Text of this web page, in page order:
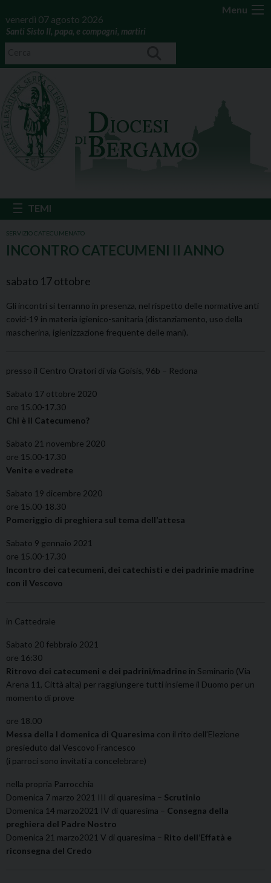
Menu
venerdì 07 agosto 2026
Santi Sisto II, papa, e compagni, martiri
SERVIZIO CATECUMENATO
INCONTRO CATECUMENI II ANNO
sabato 17ottobre
Gli incontri si terranno in presenza, nel rispetto delle normative anti
covid-19 in materia igienico-sanitaria (distanziamento, uso della
mascherina, igienizzazione frequente delle mani).
presso il Centro Oratori di via Goisis, 96b – Redona
Sabato 17 ottobre 2020
ore 15.00-17.30
Chi è il Catecumeno?
Sabato 21 novembre 2020
ore 15.00-17.30
Venite e vedrete
Sabato 19 dicembre 2020
ore 15.00-18.30
Pomeriggio di preghiera sul tema dell’attesa
Sabato 9 gennaio 2021
ore 15.00-17.30
Incontro dei catecumeni, dei catechisti e dei padrinie madrine
con il Vescovo
in Cattedrale
Sabato 20 febbraio 2021
ore 16:30
Ritrovo dei catecumeni e dei padrini/madrine in Seminario (Via
Arena 11, Città alta) per raggiungere tutti insieme il Duomo per un
momento di prove
ore 18.00
Messa della I domenica di Quaresima con il rito dell’Elezione
presieduto dal Vescovo Francesco
(i parroci sono invitati a concelebrare)
nella propria Parrocchia
Domenica 7 marzo 2021 III di quaresima – Scrutinio
Domenica 14 marzo2021 IV di quaresima – Consegna della
preghiera del Padre Nostro
Domenica 21 marzo2021 V di quaresima – Rito dell’Effatà e
riconsegna del Credo